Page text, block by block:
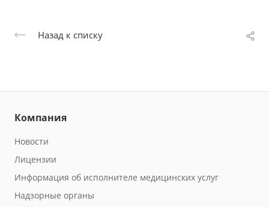
Назад к списку
Компания
Новости
Лицензии
Информация об исполнителе медицинских услуг
Надзорные органы